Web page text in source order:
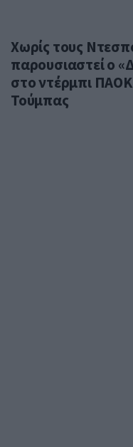
Χωρίς τους
παρουσιαστεί ο
στο ντέρμπι
Τούμπας